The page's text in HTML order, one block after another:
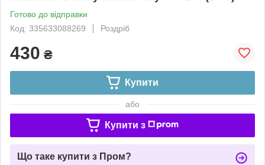
Готово до відправки
Код: 335633088269
Роздріб
430 ₴
Купити
або
Купити з
Що таке купити з Пром?